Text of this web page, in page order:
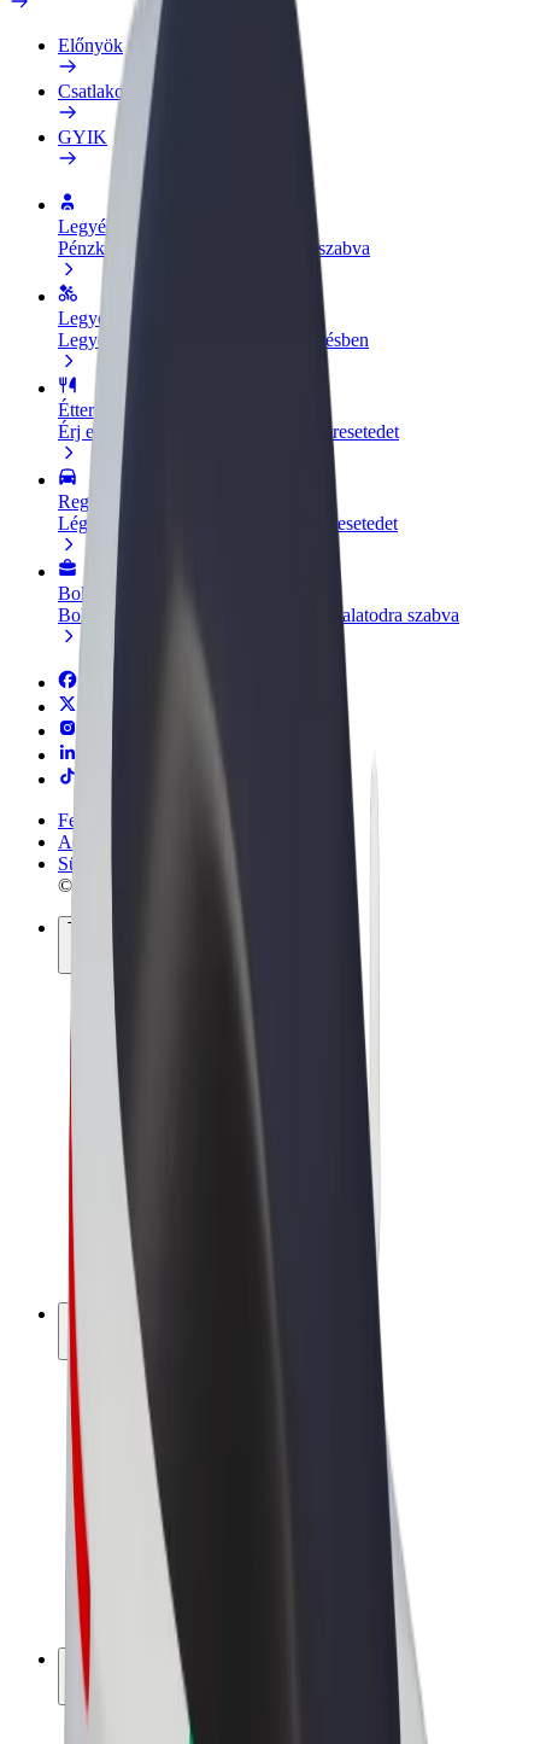
Előnyök
Csatlakozás
GYIK
Legyél sofőr
Pénzkereseti lehetőség igényeidre szabva
Legyél futár
Legyél futár és részesülj heti kifizetésben
Étterem vagy üzlet hozzáadása
Érj el több felhasználót és növeld keresetedet
Regisztrálj flottatulajdonosként
Légy Bolt flottapartner és növeld keresetedet
Bolt for Business
Bolt termékek és szolgáltatások a vállalatodra szabva
Felhasználási feltételek
Adatvédelem
Sütik
© 2026 Bolt Technology OÜ
Termékek
Utazás
Rollerek
Bolt Market
Bolt Food
Bolt Drive
Bolt cégeknek
E-kerékpárok
Bolt Plus
Keress a Bolttal
Sofőrök
Sofőr kereset
Futárok
Futár kereset
Bolt Food kereskedők
Franchise-ok
A Bolt-ról